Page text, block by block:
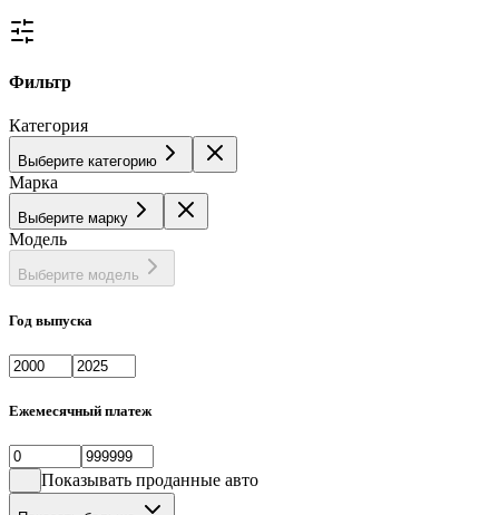
Фильтр
Категория
Выберите категорию
Марка
Выберите марку
Модель
Выберите модель
Год выпуска
Ежемесячный платеж
Показывать проданные авто